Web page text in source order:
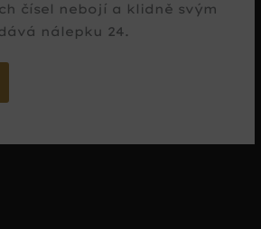
čísel nebojí a klidně svým
nálepku 24.